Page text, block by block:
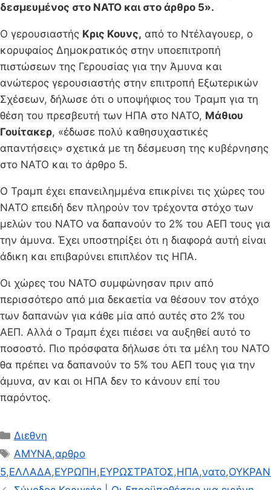
δεσμευμένος στο ΝΑΤΟ και στο άρθρο 5».
Ο γερουσιαστής Κρις Κουνς, από το Ντέλαγουερ, ο
κορυφαίος Δημοκρατικός στην υποεπιτροπή
πιστώσεων της Γερουσίας για την Άμυνα και
ανώτερος γερουσιαστής στην επιτροπή Εξωτερικών
Σχέσεων, δήλωσε ότι ο υποψήφιος του Τραμπ για τη
θέση του πρεσβευτή των ΗΠΑ στο ΝΑΤΟ, Μάθιου
Γουίτακερ, «έδωσε πολύ καθησυχαστικές
απαντήσεις» σχετικά με τη δέσμευση της κυβέρνησης
στο ΝΑΤΟ και το άρθρο 5.
Ο Τραμπ έχει επανειλημμένα επικρίνει τις χώρες του
ΝΑΤΟ επειδή δεν πληρούν τον τρέχοντα στόχο των
μελών του ΝΑΤΟ να δαπανούν το 2% του ΑΕΠ τους για
την άμυνα. Έχει υποστηρίξει ότι η διαφορά αυτή είναι
άδικη και επιβαρύνει επιπλέον τις ΗΠΑ.
Οι χώρες του ΝΑΤΟ συμφώνησαν πριν από
περισσότερο από μια δεκαετία να θέσουν τον στόχο
των δαπανών για κάθε μία από αυτές στο 2% του
ΑΕΠ. Αλλά ο Τραμπ έχει πιέσει να αυξηθεί αυτό το
ποσοστό. Πιο πρόσφατα δήλωσε ότι τα μέλη του ΝΑΤΟ
θα πρέπει να δαπανούν το 5% του ΑΕΠ τους για την
άμυνα, αν και οι ΗΠΑ δεν το κάνουν επί του
παρόντος.
Κατηγορίες
Διεθνη
Ετικέτες
ΑΜΥΝΑ,αρθρο
5,ΕΛΛΑΔΑ,ΕΥΡΩΠΗ ,ΕΥΡΩΣΤΡΑΤΟΣ,ΗΠΑ,νατο,